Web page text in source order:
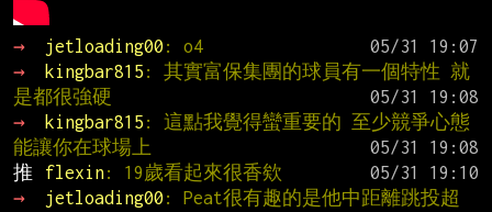
→ jetloading00 : o4
→
kingbar815 : 其實富保集團的球員有一個特性 就
是都很強硬
→
kingbar815 : 這點我覺得蠻重要的 至少競爭心態
能讓你在球場上
推
flexin: 19歲看起來很香欸
→
jetloading00 : Peat很有趣的是他中距離跳投超